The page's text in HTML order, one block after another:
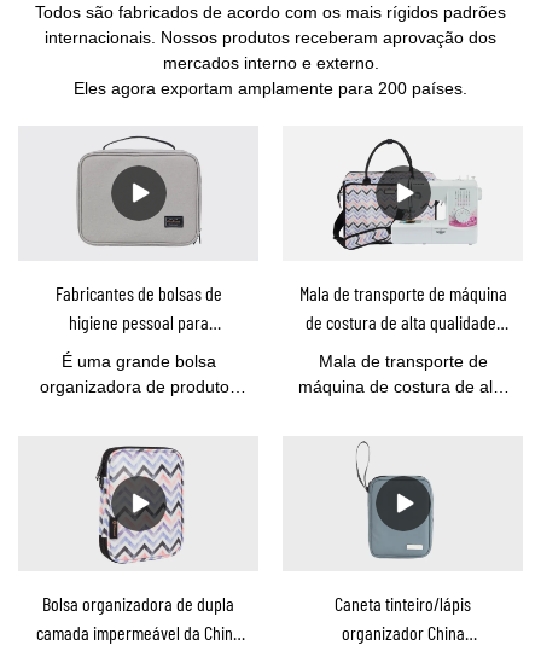
Todos são fabricados de acordo com os mais rígidos padrões
internacionais. Nossos produtos receberam aprovação dos
mercados interno e externo.
Eles agora exportam amplamente para 200 países.
Fabricantes de bolsas de
higiene pessoal para
organizadores de viagens
profissionais - Youcco
É uma grande bolsa
organizadora de produtos
Youcco, grande espaço
para itens de higiene
pessoal da família. com um
pequeno saco transparente
destacável aprovado pela
maquiagem pertence a
você.Foi um dos nossos
Mala de transporte de máquina
de costura de alta qualidade,
bolsa de máquina de costura
para viagem DS200107 atacado
Mala de transporte de
máquina de costura de alta
de máquina de costura para
viagem DS200107
atacadoEsta sacola de
máquina de costura permite
que você leve sua máquina
de costura em movimento
material durável externo
bonito é de ótima aparência
Bolsa organizadora de dupla
camada impermeável da China
Caneta tinteiro/lápis
organizador China